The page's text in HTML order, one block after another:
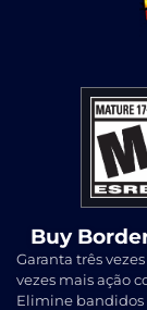
Buy
Garanta três
vezes mais ação
Elimine bandidos